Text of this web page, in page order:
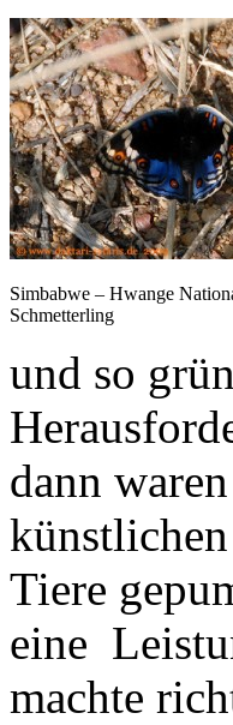
Simbabwe – Hwange
Schmetterling
und so
dann
Tiere
eine
machte